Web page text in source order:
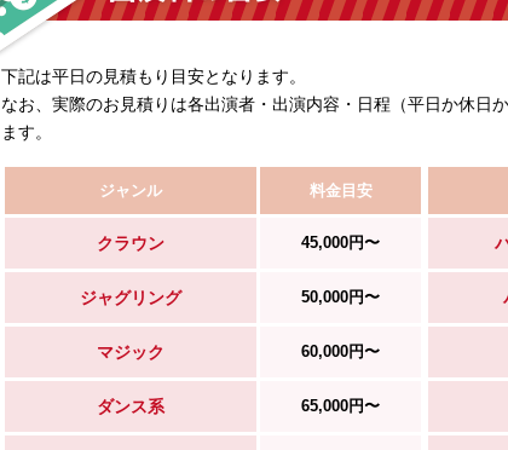
下記は平日の見積もり目安となります。
なお、実際のお見積りは各出演者・出演内容・日程（平日か休日
ます。
ジャンル 料金目安
クラウン 45,000円〜
ジャグリング 50,000円〜
マジック 60,000円〜
ダンス系 65,000円〜